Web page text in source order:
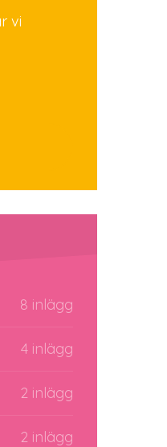
vi
8 inlägg
4 inlägg
2 inlägg
2 inlägg